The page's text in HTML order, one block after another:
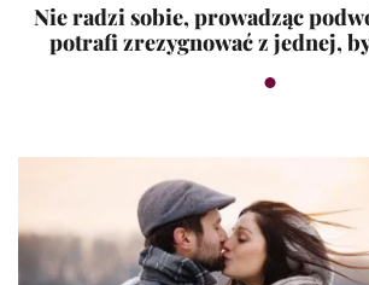
Nie radzi sobie, prowadząc
potrafi zrezygnować z jednej,